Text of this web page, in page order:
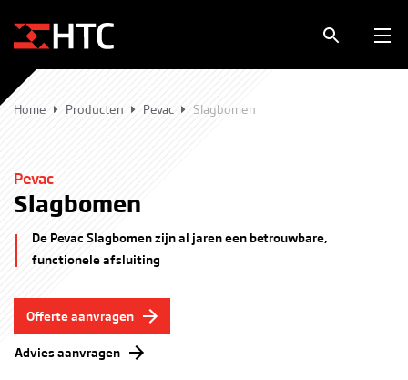
Home Producten Pevac Slagbomen
Pevac
Slagbomen
De Pevac Slagbomen zijn al jaren een betrouwbare,
functionele afsluiting
Offerte aanvragen
Advies aanvragen